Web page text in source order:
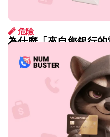
🧨 危險
為什麼「來自您銀行